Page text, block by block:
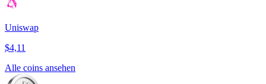
Uniswap
$4,11
Alle coins ansehen